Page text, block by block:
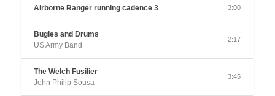
Airborne Ranger running cadence 3 3:00
Bugles and Drums
US Army Band
2:17
The Welch Fusilier
John Philip Sousa
3:45